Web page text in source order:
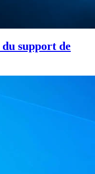
support de